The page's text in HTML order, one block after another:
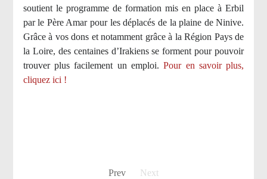
soutient le programme de formation mis en place à Erbil
par le Père Amar pour les déplacés de la plaine de Ninive.
Grâce à vos dons et notamment grâce à la Région Pays de
la Loire, des centaines d’Irakiens se forment pour pouvoir
trouver plus facilement un emploi.Pour en savoir plus,
cliquez ici !
Prev Next